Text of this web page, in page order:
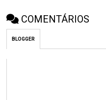
COMENTÁRIOS
BLOGGER